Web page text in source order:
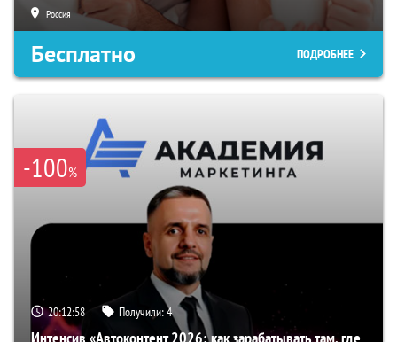
Россия
Бесплатно ПОДРОБНЕЕ
-100%
20:12:58 Получили:4